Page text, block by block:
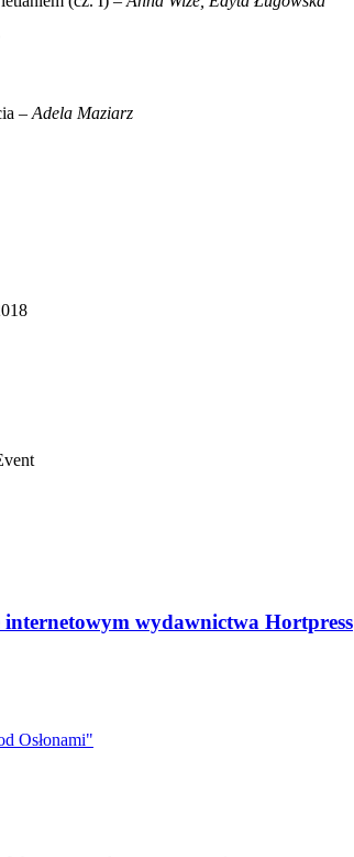
– Adela Maziarz
internetowym wydawnictwa Hortpress
Osłonami"